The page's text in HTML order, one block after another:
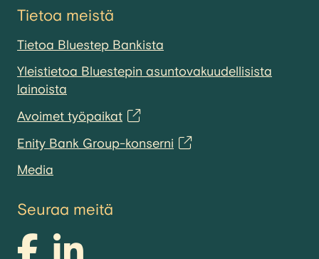
Tietoa meistä
Tietoa Bluestep Bankista
Yleistietoa Bluestepin asuntovakuudellisista
lainoista
Avoimet työpaikat
Enity Bank Group-konserni
Media
Seuraa meitä